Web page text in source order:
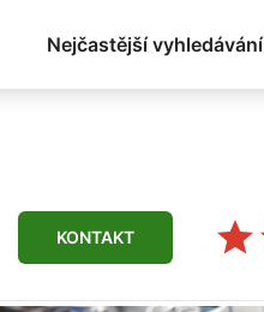
Nejčastější vyhledávání
KONTAKT